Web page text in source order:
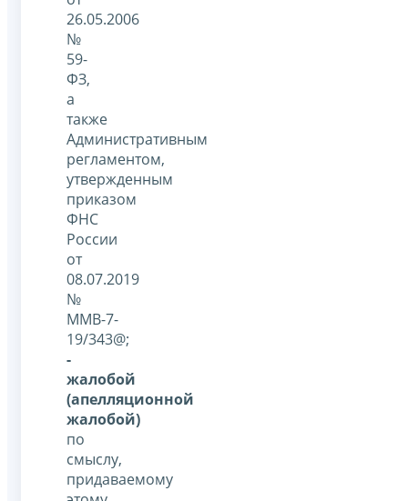
26.05.2006
№
59-
ФЗ,
а
также
Административным
регламентом,
утвержденным
приказом
ФНС
России
от
08.07.2019
№
ММВ-7-
19/343@;
-
жалобой
(апелляционной
жалобой)
по
смыслу,
придаваемому